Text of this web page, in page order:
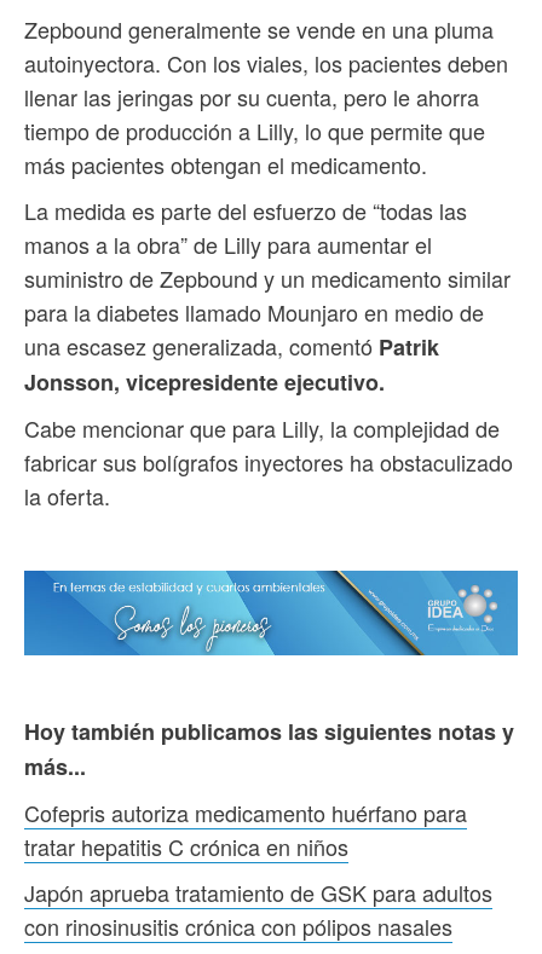
Zepbound generalmente se vende en una pluma
autoinyectora. Con los viales, los pacientes deben
llenar las jeringas por su cuenta, pero le ahorra
tiempo de producción a Lilly, lo que permite que
más pacientes obtengan el medicamento.
La medida es parte del esfuerzo de “todas las
manos a la obra” de Lilly para aumentar el
suministro de Zepbound y un medicamento similar
para la diabetes llamado Mounjaro en medio de
una escasez generalizada, comentó Patrik
Jonsson, vicepresidente ejecutivo.
Cabe mencionar que para Lilly, la complejidad de
fabricar sus bolígrafos inyectores ha obstaculizado
la oferta.
Hoy también publicamos las siguientes notas y
más...
Cofepris autoriza medicamento huérfano para
tratar hepatitis C crónica en niños
Japón aprueba tratamiento de GSK para adultos
con rinosinusitis crónica con pólipos nasales